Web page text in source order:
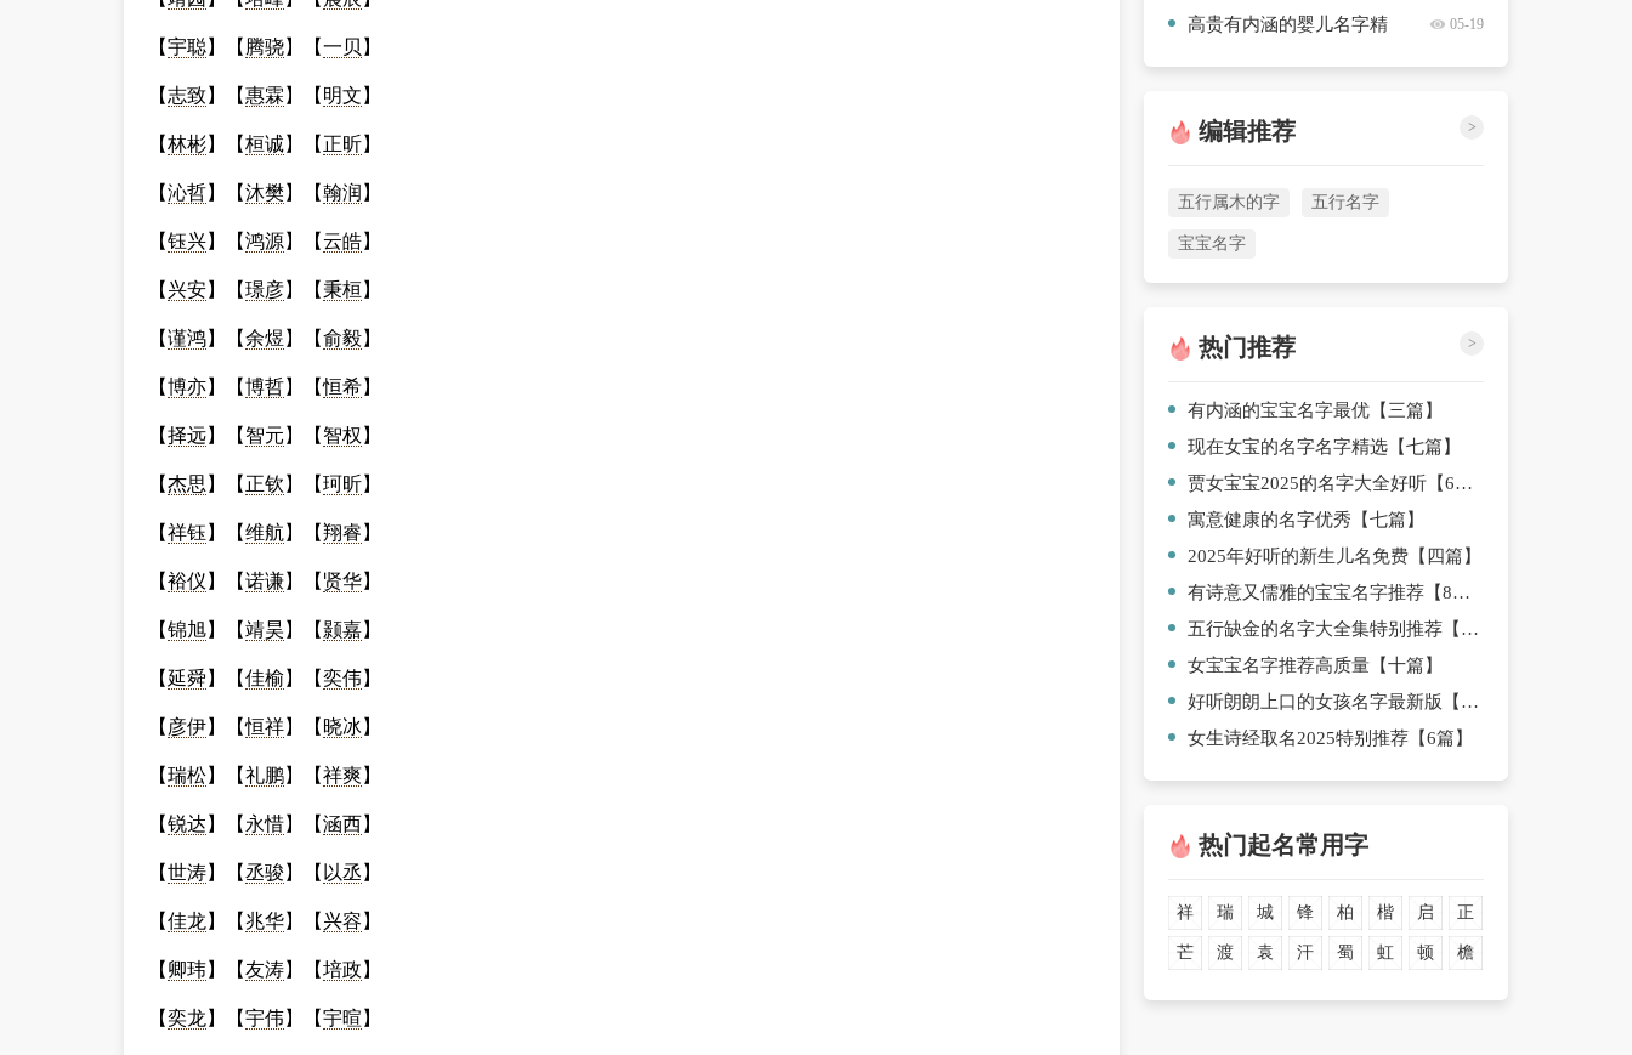
【宇聪】【 腾骁】【一贝 】
【志致】【惠霖 】【 明文 】
【林彬】【桓诚 】【 正昕】
【沁哲】【沐樊】【翰润 】
【钰兴】【鸿源】【云皓】
【 兴安】【璟彦】【 秉桓 】
【谨鸿】【余煜 】【俞毅】
【博亦】【博哲】【恒希】
【择远】【 智元 】【 智权 】
【杰思 】【 正钦 】【珂昕】
【祥钰 】【维航 】【翔睿 】
【裕仪 】【诺谦】【 贤华】
【锦旭】【靖昊 】【颢嘉】
【延舜 】【佳榆 】【奕伟】
【 彦伊】【恒祥】【 晓冰 】
【瑞松】【礼鹏】【祥爽】
【锐达 】【 永惜】【涵西】
【世涛】【丞骏】【 以丞 】
【佳龙 】【兆华】【 兴容 】
【 卿玮】【友涛】【培政 】
【奕龙 】【宇伟】【宇暄 】
高贵有内涵的婴儿名字精
05-19
编辑推荐 >
五行属木的字 五行名字
宝宝名字
热门推荐 >
有内涵的宝宝名字最优【三篇】
现在女宝的名字名字精选【七篇】
贾女宝宝2025的名字大全好听【6篇】
寓意健康的名字优秀【七篇】
2025年好听的新生儿名免费【四篇】
有诗意又儒雅的宝宝名字推荐【8篇】
五行缺金的名字大全集特别推荐【四篇】
女宝宝名字推荐高质量【十篇】
好听朗朗上口的女孩名字最新版【10篇】
女生诗经取名2025特别推荐【6篇】
热门起名常用字
祥 瑞 城 锋 柏 楷 启 正
芒 渡 袁 汗 蜀 虹 顿 檐